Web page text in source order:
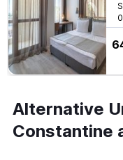
Y-
Achse,
die
den
durchschnittlichen
diesem
Wochenende
anzeigt,
Alternative
Constantine